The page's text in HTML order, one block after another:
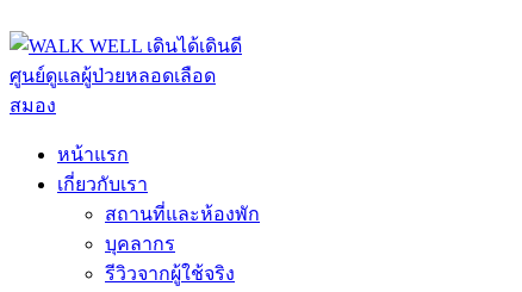
หน้าแรก
เกี่ยวกับเรา
สถานที่และห้องพัก
บุคลากร
รีวิวจากผู้ใช้จริง